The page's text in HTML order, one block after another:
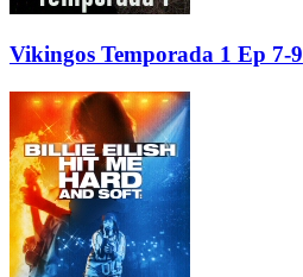
Vikingos Temporada 1 Ep 7-9